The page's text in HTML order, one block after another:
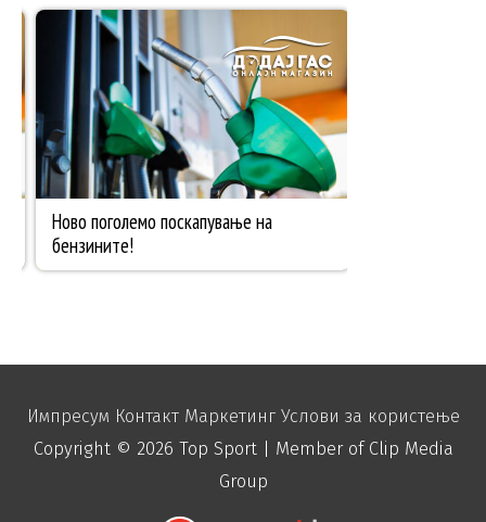
Импресум Контакт Маркетинг Услови за користење
Copyright © 2026 Top Sport| Member of Clip Media
Group